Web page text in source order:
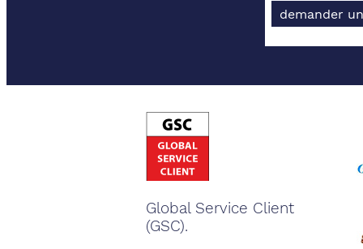
demander
Global Service Client
(GSC).